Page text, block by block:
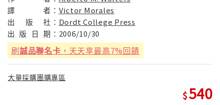
譯
者： Victor Morales
出
版 社： Dordt College Press
出 版 日 期： 2006/10/30
刷誠品聯名卡 ，天天享最高7%回饋
大量採購團購專區
540